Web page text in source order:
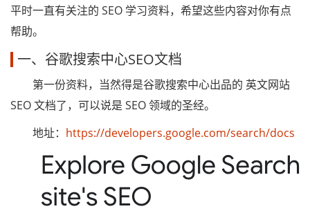
平时一直有关注的 SEO 学习资料，希望这些内容对你有点
帮助。
一、谷歌搜索中心SEO文档
第一份资料，当然得是谷歌搜索中心出品的 英文网站
SEO 文档了，可以说是 SEO 领域的圣经。
地址： https://developers.google.com/search/docs